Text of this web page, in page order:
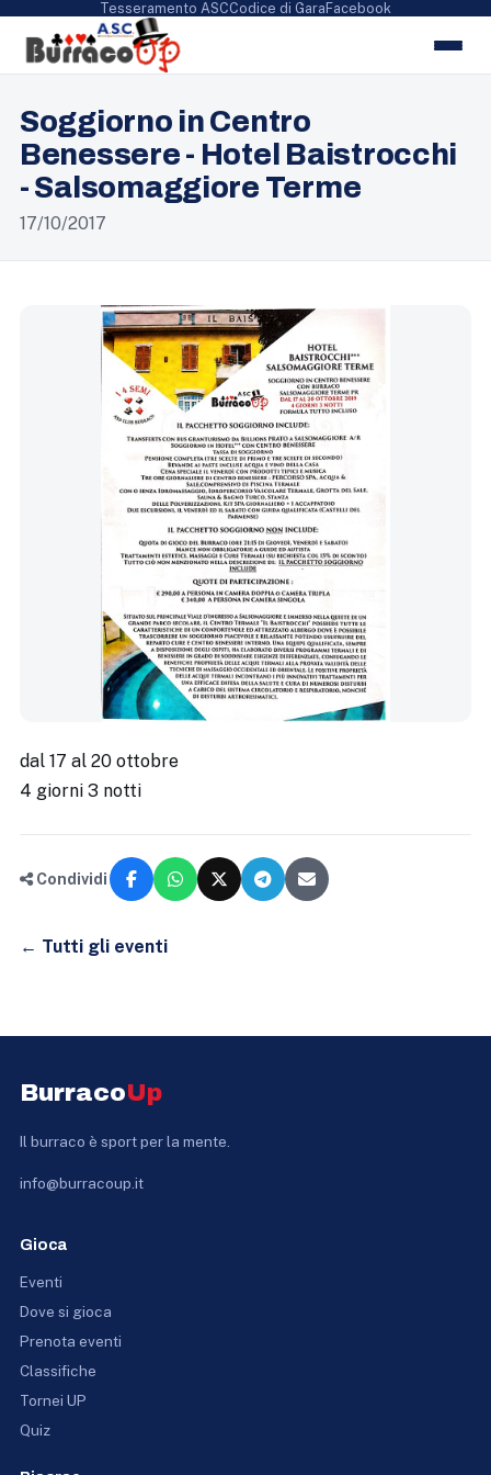
Tesseramento ASCCodice di Gara Facebook
Soggiorno in Centro
Benessere - Hotel Baistrocchi
- Salsomaggiore Terme
17/10/2017
dal 17 al 20 ottobre
4 giorni 3 notti
Condividi
← Tutti gli eventi
BurracoUp
Il burraco è sport per la mente.
info@burracoup.it
Gioca
Eventi
Dove si gioca
Prenota eventi
Classifiche
Tornei UP
Quiz